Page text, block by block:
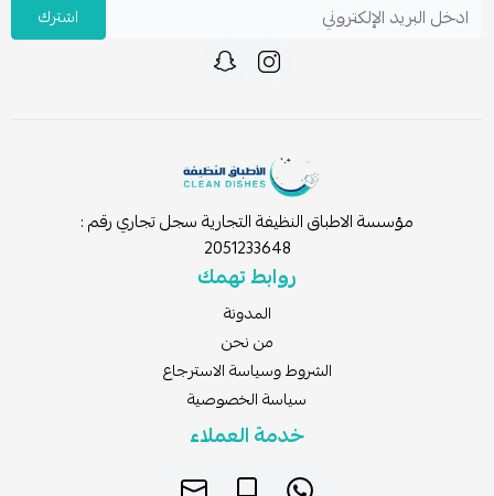
اشترك
مؤسسة الاطباق النظيفة التجارية سجل تجاري رقم :
2051233648
روابط تهمك
المدونة
من نحن
الشروط وسياسة الاسترجاع
سياسة الخصوصية
خدمة العملاء